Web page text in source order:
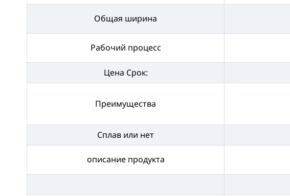
Общая ширина
Рабочий процесс
Цена Срок:
Преимущества
Сплав или нет
описание продукта